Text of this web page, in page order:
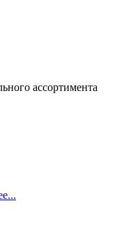
ассортимента